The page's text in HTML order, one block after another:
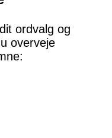
ordvalg og
overveje